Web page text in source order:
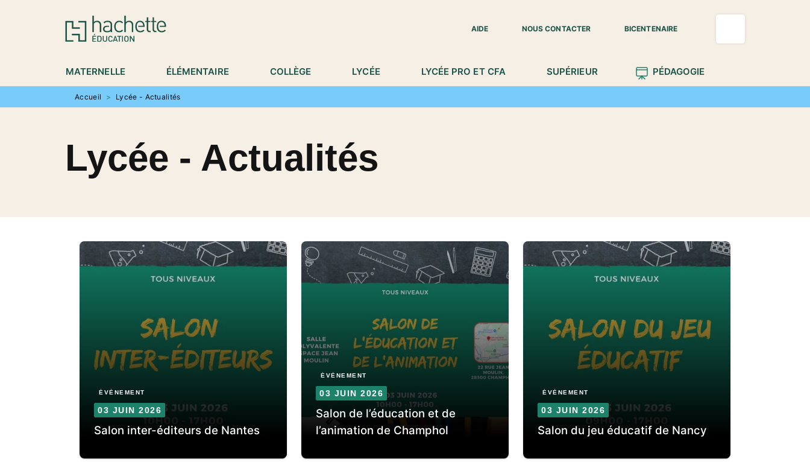
MENU RECHERCHE
AIDE
NOUS CONTACTER BICENTENAIRE
MATERNELLE ÉLÉMENTAIRE COLLÈGE LYCÉE LYCÉE PRO ET CFA SUPÉRIEUR PÉDAGOGIE
Accueil > Lycée - Actualités
Lycée - Actualités
ÉVÈNEMENT
03 JUIN 2026
Salon inter-éditeurs de Nantes
ÉVÈNEMENT
03 JUIN 2026
Salon de l’éducation et de
l’animation de Champhol
ÉVÈNEMENT
03 JUIN 2026
Salon du jeu éducatif de Nancy